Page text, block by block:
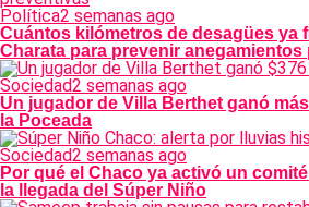
Política2 semanas ago
Cuántos kilómetros de desagües ya
Charata para prevenir anegamientos
Sociedad2 semanas ago
Un jugador de Villa Berthet ganó
la Poceada
Sociedad2 semanas ago
Por qué el Chaco ya activó un
la llegada del Súper Niño